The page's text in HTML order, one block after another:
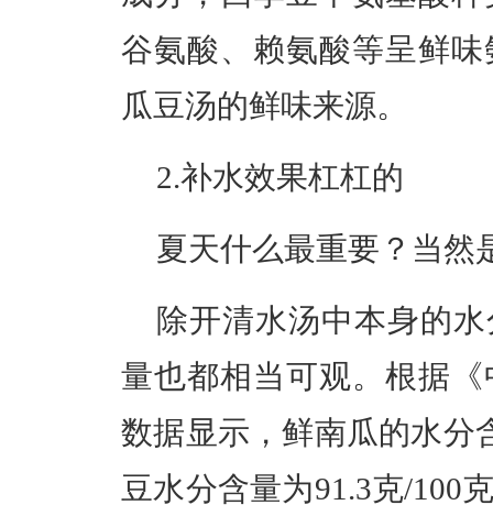
谷氨酸、赖氨酸等呈鲜
瓜豆汤的鲜味来源。
2.补水效果杠杠的
夏天什么最重要？当然
除开清水汤中本身的
量也都相当可观。根据
数据显示，鲜南瓜的水分
豆水分含量为91.3克/100